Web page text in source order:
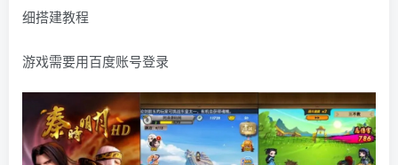
细搭建教程
游戏需要用百度账号登录